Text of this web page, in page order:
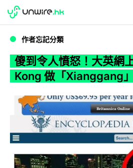
WWDC 2026
作者忘記分類
傻到令人憤怒！大英網
Kong 做「Xianggang」